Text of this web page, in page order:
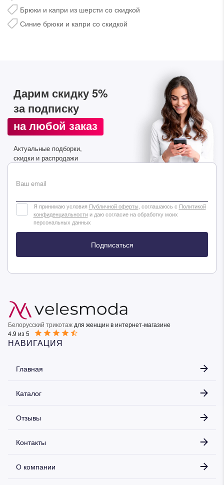
Брюки и капри из шерсти со скидкой
Синие брюки и капри со скидкой
Дарим скидку 5%
за подписку
на любой заказ
Актуальные подборки,
скидки и распродажи
Ваш email
Я принимаю условия Публичной оферты , соглашаюсь с Политикой
конфиденциальностии даю согласие на обработку моих
персональных данных
Подписаться
Белорусский трикотаж для женщин в интернет-магазине
4.9 из 5
НАВИГАЦИЯ
Главная
Каталог
Отзывы
Контакты
О компании
Дарим скидку 5%
за подписку на наш
телеграм-канал
Стильные подборки, эксклюзивные акции и горячие
распродажи в удобном формате